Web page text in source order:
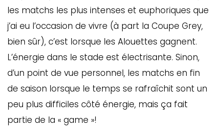
les matchs les plus intenses et euphoriques que
j’ai eu l’occasion de vivre (à part la Coupe Grey,
bien sûr), c’est lorsque les Alouettes gagnent.
L’énergie dans le stade est électrisante. Sinon,
d’un point de vue personnel, les matchs en fin
de saison lorsque le temps se rafraîchit sont un
peu plus difficiles côté énergie, mais ça fait
partie de la « game »!